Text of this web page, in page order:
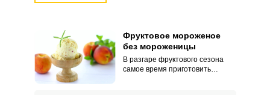
Фруктовое мороженое
без мороженицы
В разгаре фруктового сезона
самое время приготовить